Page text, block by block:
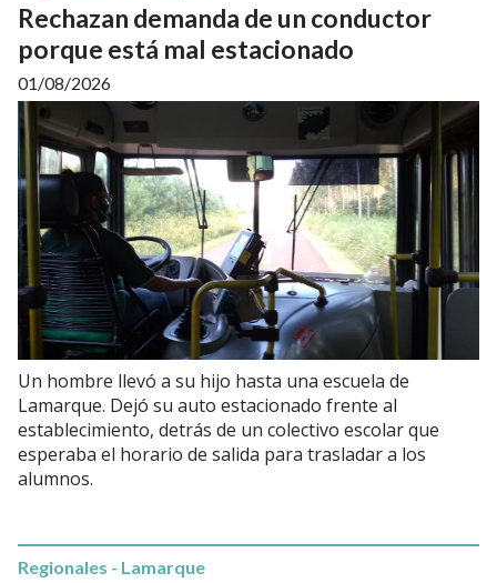
Rechazan demanda de un conductor
porque está mal estacionado
01/08/2026
Un hombre llevó a su hijo hasta una escuela de
Lamarque. Dejó su auto estacionado frente al
establecimiento, detrás de un colectivo escolar que
esperaba el horario de salida para trasladar a los
alumnos.
Regionales - Lamarque